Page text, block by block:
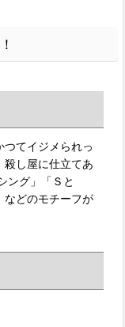
てイジメられっ
殺し屋に仕立てあ
ング」「Ｓと
などのモチーフが